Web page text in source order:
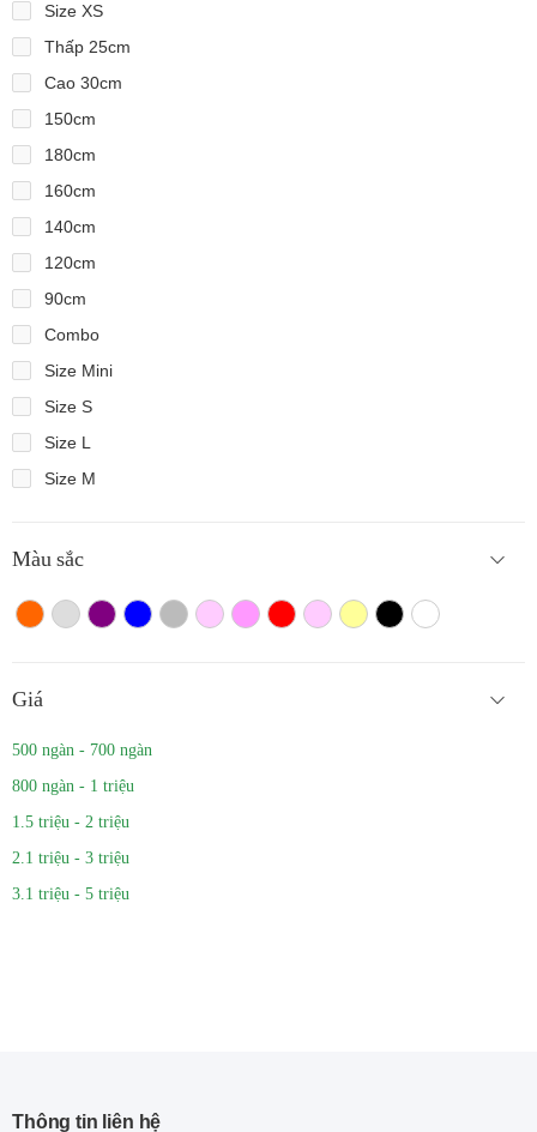
Size XS
Thấp 25cm
Cao 30cm
150cm
180cm
160cm
140cm
120cm
90cm
Combo
Size Mini
Size S
Size L
Size M
Màu sắc
Màu camTrắng màu
Tím XanhXám Hồng nhạtHồng đậm
Đỏ HồngVàngMàu đenTrắng
Giá
500 ngàn - 700 ngàn
800 ngàn - 1 triệu
1.5 triệu - 2 triệu
2.1 triệu - 3 triệu
3.1 triệu - 5 triệu
Thông tin liên hệ